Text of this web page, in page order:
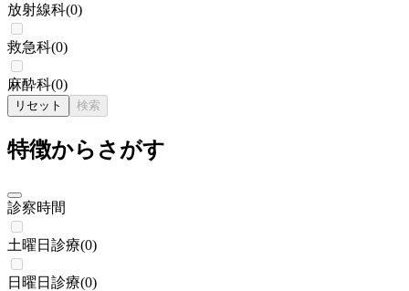
放射線科(0)
救急科(0)
麻酔科(0)
リセット 検索
特徴からさがす
診察時間
土曜日診療(0)
日曜日診療(0)